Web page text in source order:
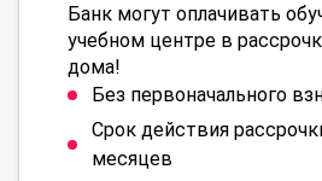
Банк могут оплачивать
учебном центре в
дома!
Без первоначального
Срок действия
месяцев